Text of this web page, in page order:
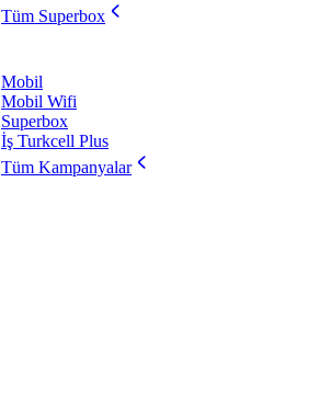
Tüm Superbox
Mobil
Mobil Wifi
Superbox
İş Turkcell Plus
Tüm Kampanyalar